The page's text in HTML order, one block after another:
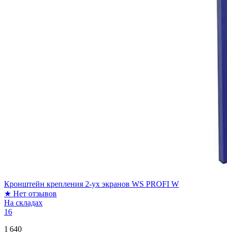
Кронштейн крепления 2-ух экранов WS PROFI W
★ Нет отзывов
На складах
16
1 640